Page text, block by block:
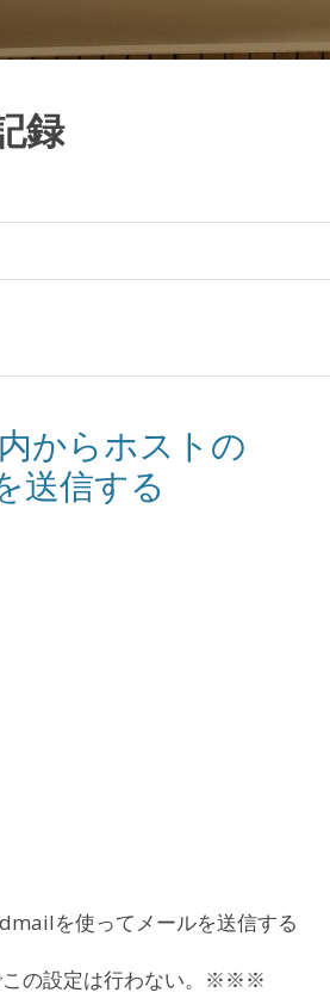
録
からホストの
送信する
を使ってメールを送信する
の設定は行わない。※※※